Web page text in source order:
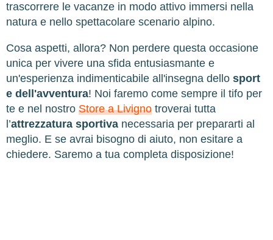
trascorrere le vacanze in modo attivo immersi nella
natura e nello spettacolare scenario alpino.
Cosa aspetti, allora? Non perdere questa occasione
unica per vivere una sfida entusiasmante e
un'esperienza indimenticabile all'insegna dello sport
e dell'avventura! Noi faremo come sempre il tifo per
te e nel nostro Store a Livigno troverai tutta
l’attrezzatura sportiva necessaria per prepararti al
meglio. E se avrai bisogno di aiuto, non esitare a
chiedere. Saremo a tua completa disposizione!